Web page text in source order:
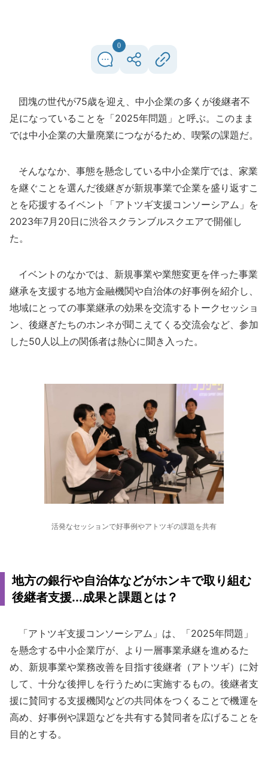
0
団塊の世代が75歳を迎え、中小企業の多くが後継者不
足になっていることを「2025年問題」と呼ぶ。このまま
では中小企業の大量廃業につながるため、喫緊の課題だ。
そんななか、事態を懸念している中小企業庁では、家業
を継ぐことを選んだ後継ぎが新規事業で企業を盛り返すこ
とを応援するイベント「アトツギ支援コンソーシアム」を
2023年7月20日に渋谷スクランブルスクエアで開催し
た。
イベントのなかでは、新規事業や業態変更を伴った事業
継承を支援する地方金融機関や自治体の好事例を紹介し、
地域にとっての事業継承の効果を交流するトークセッショ
ン、後継ぎたちのホンネが聞こえてくる交流会など、参加
した50人以上の関係者は熱心に聞き入った。
活発なセッションで好事例やアトツギの課題を共有
地方の銀行や自治体などがホンキで取り組む
後継者支援...成果と課題とは？
「アトツギ支援コンソーシアム」は、「2025年問題」
を懸念する中小企業庁が、より一層事業承継を進めるた
め、新規事業や業務改善を目指す後継者（アトツギ）に対
して、十分な後押しを行うために実施するもの。後継者支
援に賛同する支援機関などの共同体をつくることで機運を
高め、好事例や課題などを共有する賛同者を広げることを
目的とする。